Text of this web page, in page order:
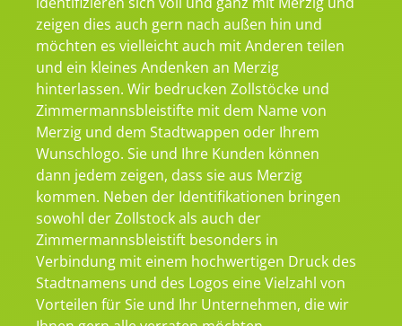
zeigen dies auch gern nach außen hin und
möchten es vielleicht auch mit Anderen teilen
und ein kleines Andenken an Merzig
hinterlassen. Wir bedrucken Zollstöcke und
Zimmermannsbleistifte mit dem Name von
Merzig und dem Stadtwappen oder Ihrem
Wunschlogo. Sie und Ihre Kunden können
dann jedem zeigen, dass sie aus Merzig
kommen. Neben der Identifikationen bringen
sowohl der Zollstock als auch der
Zimmermannsbleistift besonders in
Verbindung mit einem hochwertigen Druck des
Stadtnamens und des Logos eine Vielzahl von
Vorteilen für Sie und Ihr Unternehmen, die wir